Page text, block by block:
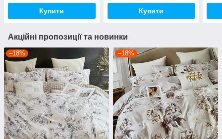
Купити Купити
Акційні пропозиції та новинки
–18% –18%